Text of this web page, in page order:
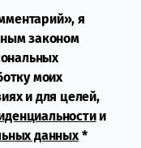
я
законом
моих
и для целей,
и
данных*